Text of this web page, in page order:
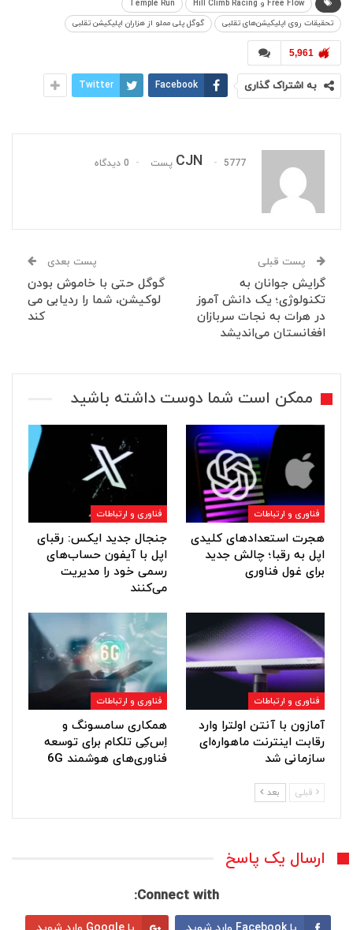
Free Flow و Hill Climb Racing
Temple Run
تحقیقات روی اپلیکیشن‌های تقلبی
گوگل پلی مملو از هزاران اپلیکیشن تقلبی
5,961
به اشتراک گذاری Facebook
Twitter
CJN 5777 پست 0 دیدگاه
پست قبلی
گرایش جوانان به
تکنولوژی؛ یک دانش آموز
در هرات به نجات سربازان
افغانستان می‌اندیشد
پست بعدی
گوگل حتی با خاموش بودن
لوکیشن، شما را ردیابی می
کند
ممکن است شما دوست داشته باشید
فناوری و ارتباطات
هجرت استعدادهای کلیدی
اپل به رقبا؛ چالش جدید
برای غول فناوری
فناوری و ارتباطات
جنجال جدید ایکس: رقبای
اپل با آیفون حساب‌های
رسمی خود را مدیریت
می‌کنند
فناوری و ارتباطات
آمازون با آنتن اولترا وارد
رقابت اینترنت ماهواره‌ای
سازمانی شد
فناوری و ارتباطات
همکاری سامسونگ و
اِس‌کِی تلکام برای توسعه
فناوری‌های هوشمند 6G
قبلی بعد
ارسال یک پاسخ
Connect with: